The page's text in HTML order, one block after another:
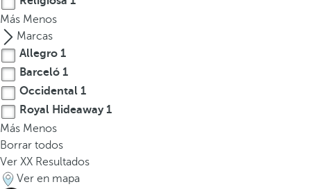
Más Menos
Marcas
Allegro 1
Barceló 1
Occidental 1
Royal Hideaway1
Más Menos
Borrar todos
Ver XX Resultados
Ver en mapa